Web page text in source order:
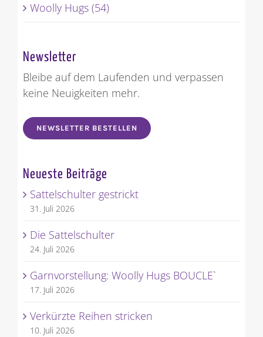
Woolly Hugs (54)
Newsletter
Bleibe auf dem Laufenden und verpassen
keine Neuigkeiten mehr.
NEWSLETTER BESTELLEN
Neueste Beiträge
Sattelschulter gestrickt
31. Juli 2026
Die Sattelschulter
24. Juli 2026
Garnvorstellung: Woolly Hugs BOUCLE`
17. Juli 2026
Verkürzte Reihen stricken
10. Juli 2026